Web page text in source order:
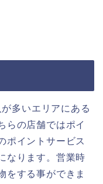
多いエリアにある
らの店舗ではポイ
ポイントサービス
なります。営業時
をする事ができま